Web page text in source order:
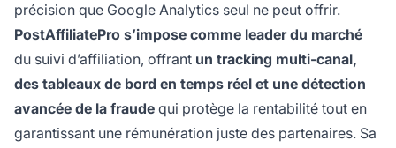
précision que Google Analytics seul ne peut offrir.
PostAffiliatePro s’impose comme leader du marché
du suivi d’affiliation, offrant un tracking multi-canal,
des tableaux de bord en temps réel et une détection
avancée de la fraude qui protège la rentabilité tout en
garantissant une rémunération juste des partenaires. Sa